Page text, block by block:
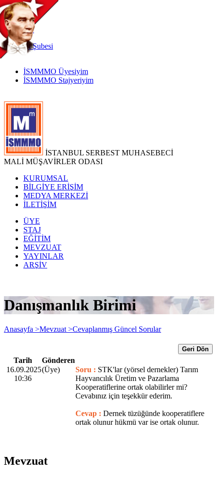
TR
|
EN
İnternetŞubesi
İSMMMO Üyesiyim
İSMMMO Stajyeriyim
İSTANBUL SERBEST MUHASEBECİ
MALİ MÜŞAVİRLER ODASI
KURUMSAL
BİLGİYE ERİŞİM
MEDYA MERKEZİ
İLETİŞİM
ÜYE
STAJ
EĞİTİM
MEVZUAT
YAYINLAR
ARŞİV
Danışmanlık Birimi
Anasayfa >Mevzuat >Cevaplanmış Güncel Sorular
Geri Dön
Tarih
Gönderen
16.09.2025
10:36
(Üye) Soru : STK'lar (yörsel dernekler) Tarım
Hayvancılık Üretim ve Pazarlama
Kooperatiflerine ortak olabilirler mi?
Cevabınız için teşekkür ederim.
Cevap : Dernek tüzüğünde kooperatiflere
ortak olunur hükmü var ise ortak olunur.
Mevzuat